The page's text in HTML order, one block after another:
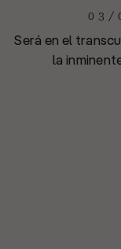
03/
Será en el
la